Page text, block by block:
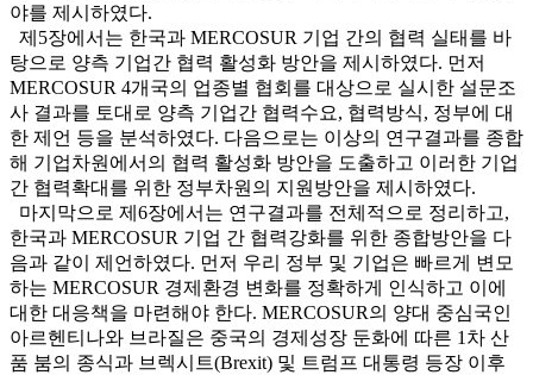
야를 제시하였다.
제5장에서는 한국과 MERCOSUR 기업 간의 협력 실태를 바
탕으로 양측 기업간 협력 활성화 방안을 제시하였다. 먼저
MERCOSUR 4개국의 업종별 협회를 대상으로 실시한 설문조
사 결과를 토대로 양측 기업간 협력수요, 협력방식, 정부에 대
한 제언 등을 분석하였다. 다음으로는 이상의 연구결과를 종합
해 기업차원에서의 협력 활성화 방안을 도출하고 이러한 기업
간 협력확대를 위한 정부차원의 지원방안을 제시하였다.
마지막으로 제6장에서는 연구결과를 전체적으로 정리하고,
한국과 MERCOSUR 기업 간 협력강화를 위한 종합방안을 다
음과 같이 제언하였다. 먼저 우리 정부 및 기업은 빠르게 변모
하는 MERCOSUR 경제환경 변화를 정확하게 인식하고 이에
대한 대응책을 마련해야 한다. MERCOSUR의 양대 중심국인
아르헨티나와 브라질은 중국의 경제성장 둔화에 따른 1차 산
품 붐의 종식과 브렉시트(Brexit) 및 트럼프 대통령 등장 이후